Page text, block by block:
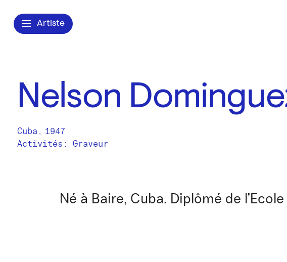
Artiste
Nelson
Cuba , 1947
Activités: Graveur
Né à Baire, Cuba. Diplômé de